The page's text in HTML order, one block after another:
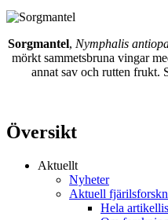
Sorgmantel, Nymphalis
mörkt sammetsbruna vingar
annat sav och rutten frukt.
Översikt
Aktuellt
Nyheter
Aktuell
Hela